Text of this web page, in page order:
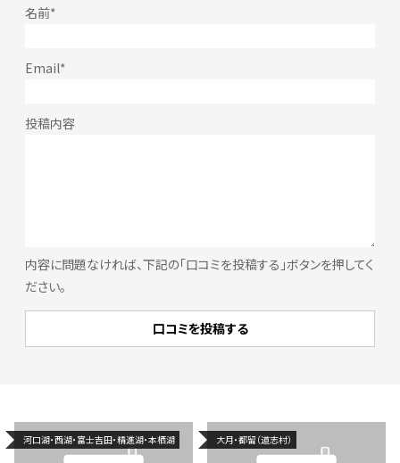
内容に問題なければ、下記の「口コミを投稿する」ボタンを押してく
ださい。
河口湖・西湖・富士吉田・精進湖・本栖湖 大月・都留（道志村）